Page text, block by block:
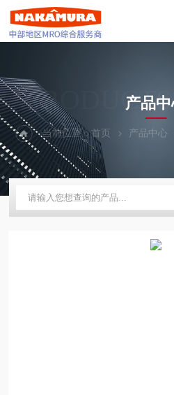
产品
当前位置：首页 产品中心